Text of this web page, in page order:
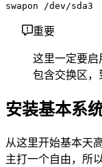
重要
这里一定要
包含交换区，
安装基本系
从这里开始基本天
主打一个自由，所